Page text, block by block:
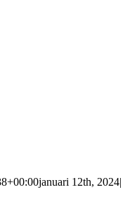
januari 12th, 2024|